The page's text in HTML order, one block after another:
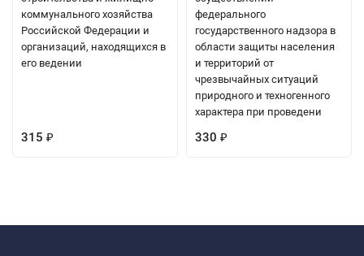
коммунального хозяйства
Российской Федерации и
организаций, находящихся в
его ведении
315 ₽
федерального
государственного надзора в
области защиты населения
и территорий от
чрезвычайных ситуаций
природного и техногенного
характера при проведени
330 ₽